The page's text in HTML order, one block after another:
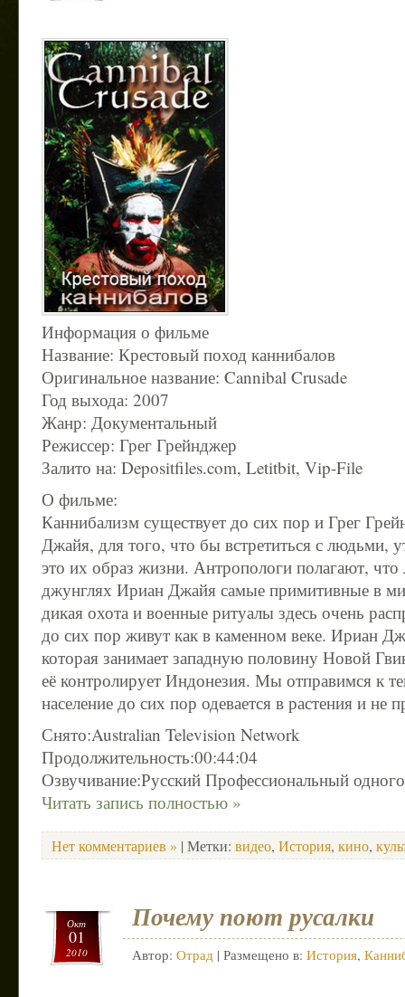
Информация о фильме
Название: Крестовый поход каннибалов
Оригинальное название: Cannibal Crusade
Год выхода: 2007
Жанр: Документальный
Режиссер: Грег Грейнджер
Залито на: Depositfiles.com, Letitbit, Vip-File
О фильме:
Каннибализм существует до сих пор и Грег
Джайя, для того, что бы встретиться с людьми,
это их образ жизни. Антропологи полагают,
джунглях Ириан Джайя самые примитивные в
дикая охота и военные ритуалы здесь очень
до сих пор живут как в каменном веке. Ириан
которая занимает западную половину Новой
её контролирует Индонезия. Мы отправимся к
население до сих пор одевается в растения и не
Снято:Australian Television Network
Продолжительность:00:44:04
Озвучивание:Русский Профессиональный
Читать запись полностью »
Нет комментариев » | Метки: видео, История, кино,
Окт
01
2010
Почему поют русалки
Автор: Отрад | Размещено в: История,